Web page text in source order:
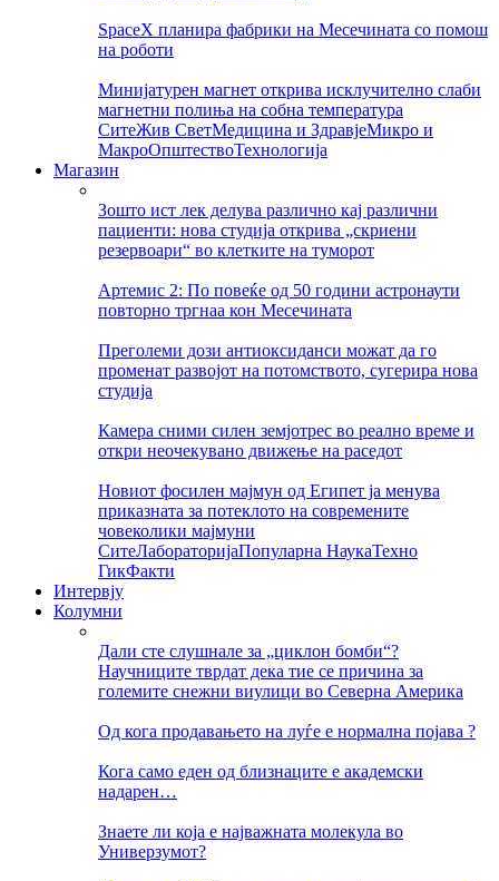
SpaceX планира фабрики на Месечината со помош
на роботи
Минијатурен магнет открива исклучително слаби
магнетни полиња на собна температура
СитеЖив СветМедицина и ЗдравјеМикро и
МакроОпштествоТехнологија
Магазин
Зошто ист лек делува различно кај различни
пациенти: нова студија открива „скриени
резервоари“ во клетките на туморот
Артемис 2: По повеќе од 50 години астронаути
повторно тргнаа кон Месечината
Преголеми дози антиоксиданси можат да го
променат развојот на потомството, сугерира нова
студија
Камера сними силен земјотрес во реално време и
откри неочекувано движење на раседот
Новиот фосилен мајмун од Египет ја менува
приказната за потеклото на современите
човеколики мајмуни
СитеЛабораторијаПопуларна НаукаТехно
ГикФакти
Интервју
Колумни
Дали сте слушнале за „циклон бомби“?
Научниците тврдат дека тие се причина за
големите снежни виулици во Северна Америка
Од кога продавањето на луѓе е нормална појава ?
Кога само еден од близнаците е академски
надарен…
Знаете ли која е најважната молекула во
Универзумот?